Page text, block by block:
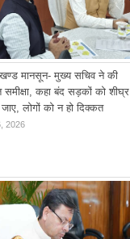
मानसून- मुख्य सचिव ने की
समीक्षा, कहा बंद सड़कों को शीघ्र
लोगों को न हो दिक्कत
2026